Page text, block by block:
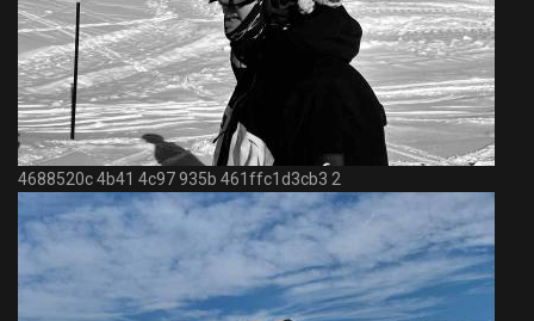
4688520c 4b41 4c97 935b 461ffc1d3cb3 2